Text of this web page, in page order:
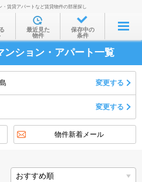
屋を探す
沿線・駅から
住所から
家賃相場から
物件特集から
不動産会社から
TOP
賃貸アパートなど賃貸物件の部屋探し
最近見た
物件
保存中の
条件
ンション・アパート一覧
変更する
変更する
物件新着メール